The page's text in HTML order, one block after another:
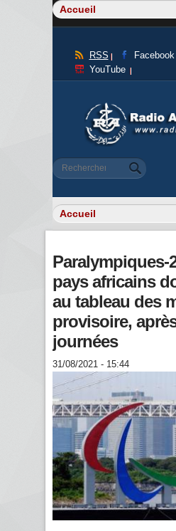
RSS Facebook
YouTube
Formulaire de
Rechercher
Paralympiques-
pays africains
au tableau des
provisoire,
journées
31/08/2021 - 15:44